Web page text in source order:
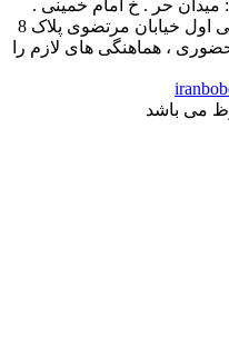
میدان حر . خ امام خمینی .
خیابان کمالی . خیابان اسکندری جنوبی اول خیابان مرتضوی پلاک 8
، هماهنگی های لازم را
می باشد